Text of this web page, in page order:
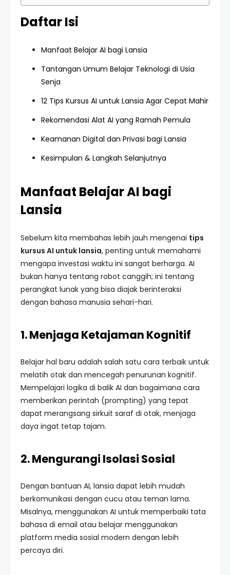
Daftar Isi
Manfaat Belajar AI bagi Lansia
Tantangan Umum Belajar Teknologi di Usia
Senja
12 Tips Kursus AI untuk Lansia Agar Cepat Mahir
Rekomendasi Alat AI yang Ramah Pemula
Keamanan Digital dan Privasi bagi Lansia
Kesimpulan & Langkah Selanjutnya
Manfaat Belajar AI bagi
Lansia
Sebelum kita membahas lebih jauh mengenai tips
kursus AI untuk lansia, penting untuk memahami
mengapa investasi waktu ini sangat berharga. AI
bukan hanya tentang robot canggih; ini tentang
perangkat lunak yang bisa diajak berinteraksi
dengan bahasa manusia sehari-hari.
1. Menjaga Ketajaman Kognitif
Belajar hal baru adalah salah satu cara terbaik untuk
melatih otak dan mencegah penurunan kognitif.
Mempelajari logika di balik AI dan bagaimana cara
memberikan perintah (prompting) yang tepat
dapat merangsang sirkuit saraf di otak, menjaga
daya ingat tetap tajam.
2. Mengurangi Isolasi Sosial
Dengan bantuan AI, lansia dapat lebih mudah
berkomunikasi dengan cucu atau teman lama.
Misalnya, menggunakan AI untuk memperbaiki tata
bahasa di email atau belajar menggunakan
platform media sosial modern dengan lebih
percaya diri.